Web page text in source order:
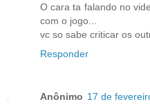
O cara ta falando no
com o jogo...
vc so sabe criticar os
Responder
Anônimo 17 de